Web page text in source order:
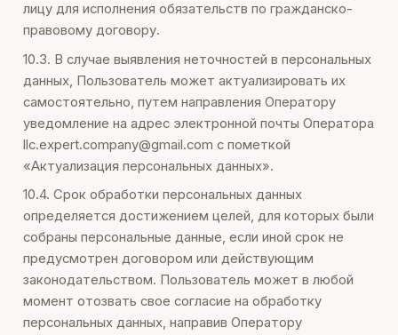
лицу для исполнения обязательств по гражданско-
правовому договору.
10.3. В случае выявления неточностей в персональных
данных, Пользователь может актуализировать их
самостоятельно, путем направления Оператору
уведомление на адрес электронной почты Оператора
llc.expert.company@gmail.com с пометкой
«Актуализация персональных данных».
10.4. Срок обработки персональных данных
определяется достижением целей, для которых были
собраны персональные данные, если иной срок не
предусмотрен договором или действующим
законодательством. Пользователь может в любой
момент отозвать свое согласие на обработку
персональных данных, направив Оператору